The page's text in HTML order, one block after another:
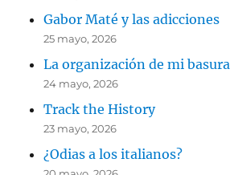
Gabor Maté y las adicciones
25 mayo, 2026
La organización de mi basura
24 mayo, 2026
Track the History
23 mayo, 2026
¿Odias a los italianos?